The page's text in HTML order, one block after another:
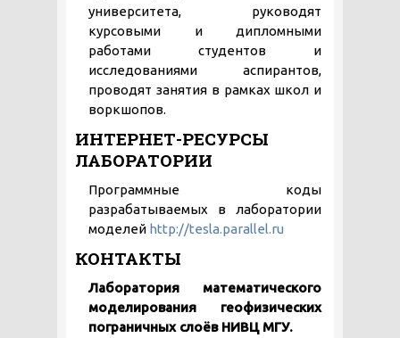
университета, руководят
курсовыми и дипломными
работами студентов и
исследованиями аспирантов,
проводят занятия в рамках школ и
воркшопов.
ИНТЕРНЕТ-РЕСУРСЫ
ЛАБОРАТОРИИ
Программные коды
разрабатываемых в лаборатории
моделей http://tesla.parallel.ru
КОНТАКТЫ
Лаборатория математического
моделирования геофизических
пограничных слоёв НИВЦ МГУ.